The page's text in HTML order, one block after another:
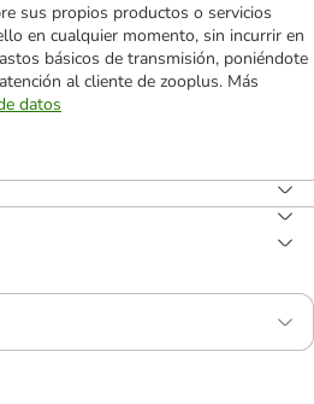
sus propios productos o servicios
en cualquier momento, sin incurrir en
básicos de transmisión, poniéndote
al cliente de zooplus. Más
datos